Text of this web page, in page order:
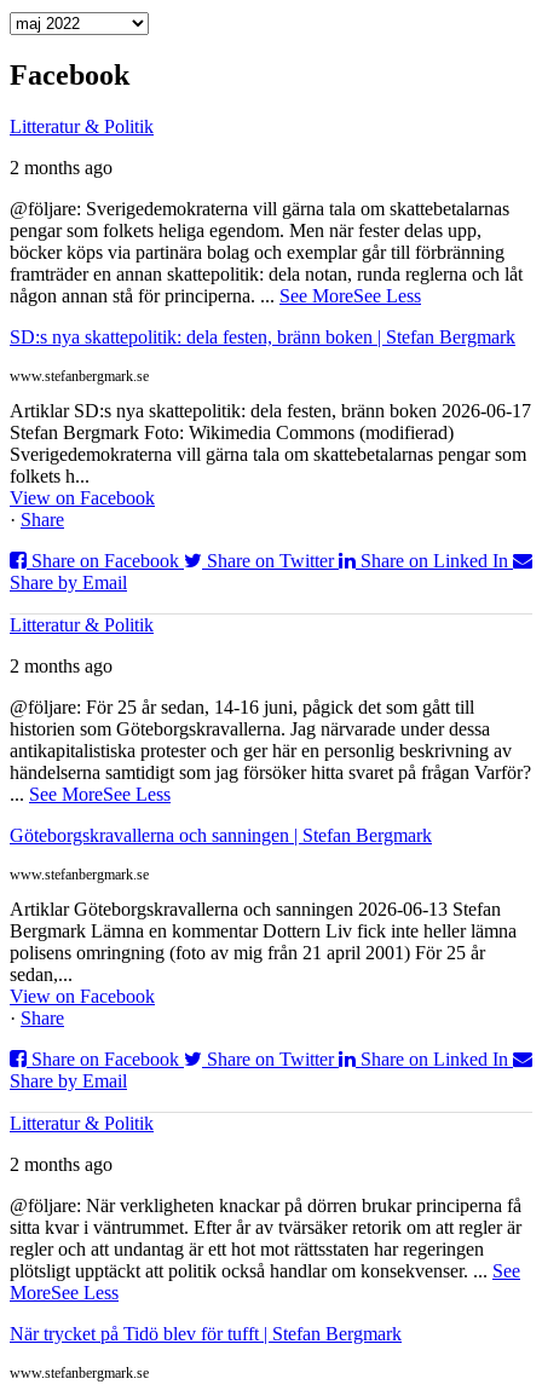
Arkiv
Facebook
Litteratur & Politik
2 months ago
@följare: Sverigedemokraterna vill gärna tala om skattebetalarnas
pengar som folkets heliga egendom. Men när fester delas upp,
böcker köps via partinära bolag och exemplar går till förbränning
framträder en annan skattepolitik: dela notan, runda reglerna och låt
någon annan stå för principerna. ... See MoreSee Less
SD:s nya skattepolitik: dela festen, bränn boken | Stefan Bergmark
www.stefanbergmark.se
Artiklar SD:s nya skattepolitik: dela festen, bränn boken 2026-06-17
Stefan Bergmark Foto: Wikimedia Commons (modifierad)
Sverigedemokraterna vill gärna tala om skattebetalarnas pengar som
folkets h...
View on Facebook
· Share
Share on Facebook
Share on Twitter
Share on Linked In
Share by Email
Litteratur & Politik
2 months ago
@följare: För 25 år sedan, 14-16 juni, pågick det som gått till
historien som Göteborgskravallerna. Jag närvarade under dessa
antikapitalistiska protester och ger här en personlig beskrivning av
händelserna samtidigt som jag försöker hitta svaret på frågan Varför?
... See MoreSee Less
Göteborgskravallerna och sanningen | Stefan Bergmark
www.stefanbergmark.se
Artiklar Göteborgskravallerna och sanningen 2026-06-13 Stefan
Bergmark Lämna en kommentar Dottern Liv fick inte heller lämna
polisens omringning (foto av mig från 21 april 2001) För 25 år
sedan,...
View on Facebook
· Share
Share on Facebook
Share on Twitter
Share on Linked In
Share by Email
Litteratur & Politik
2 months ago
@följare: När verkligheten knackar på dörren brukar principerna få
sitta kvar i väntrummet. Efter år av tvärsäker retorik om att regler är
regler och att undantag är ett hot mot rättsstaten har regeringen
plötsligt upptäckt att politik också handlar om konsekvenser. ... See
MoreSee Less
När trycket på Tidö blev för tufft | Stefan Bergmark
www.stefanbergmark.se